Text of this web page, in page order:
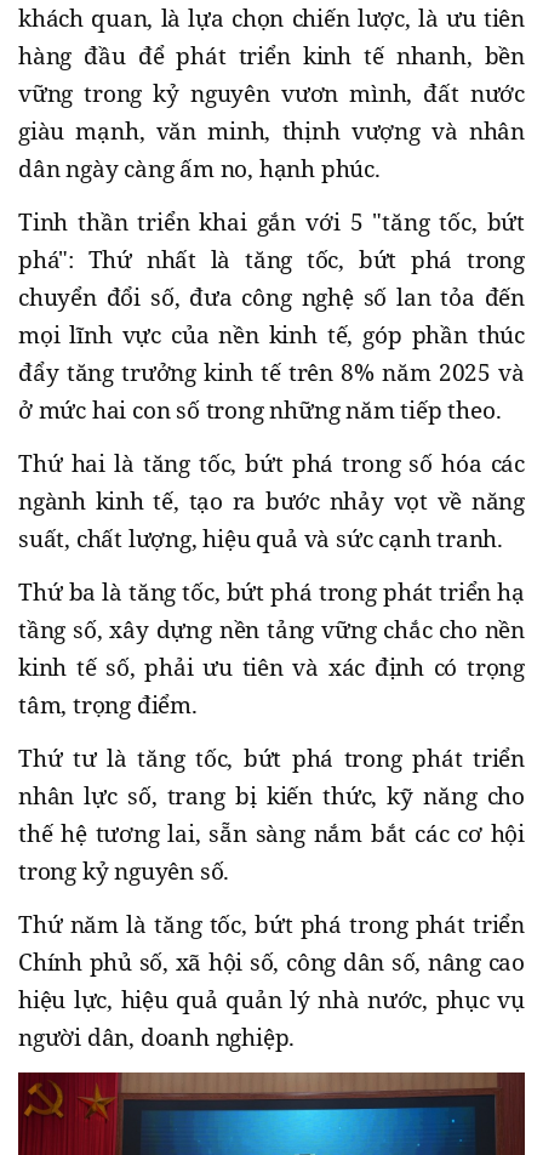
khách quan, là lựa chọn chiến lược, là ưu tiên
hàng đầu để phát triển kinh tế nhanh, bền
vững trong kỷ nguyên vươn mình, đất nước
giàu mạnh, văn minh, thịnh vượng và nhân
dân ngày càng ấm no, hạnh phúc.
Tinh thần triển khai gắn với 5 "tăng tốc, bứt
phá": Thứ nhất là tăng tốc, bứt phá trong
chuyển đổi số, đưa công nghệ số lan tỏa đến
mọi lĩnh vực của nền kinh tế, góp phần thúc
đẩy tăng trưởng kinh tế trên 8% năm 2025 và
ở mức hai con số trong những năm tiếp theo.
Thứ hai là tăng tốc, bứt phá trong số hóa các
ngành kinh tế, tạo ra bước nhảy vọt về năng
suất, chất lượng, hiệu quả và sức cạnh tranh.
Thứ ba là tăng tốc, bứt phá trong phát triển hạ
tầng số, xây dựng nền tảng vững chắc cho nền
kinh tế số, phải ưu tiên và xác định có trọng
tâm, trọng điểm.
Thứ tư là tăng tốc, bứt phá trong phát triển
nhân lực số, trang bị kiến thức, kỹ năng cho
thế hệ tương lai, sẵn sàng nắm bắt các cơ hội
trong kỷ nguyên số.
Thứ năm là tăng tốc, bứt phá trong phát triển
Chính phủ số, xã hội số, công dân số, nâng cao
hiệu lực, hiệu quả quản lý nhà nước, phục vụ
người dân, doanh nghiệp.